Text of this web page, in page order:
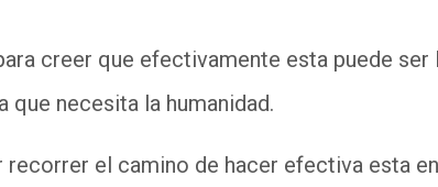
creer que efectivamente esta puede ser
que necesita la humanidad.
recorrer el camino de hacer efectiva esta